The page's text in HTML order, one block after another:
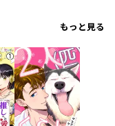
もっと見る